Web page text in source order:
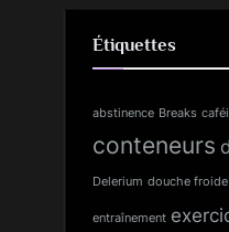
Étiquettes
abstinence Breaks
conteneurs
Delerium douche froide
entraînement